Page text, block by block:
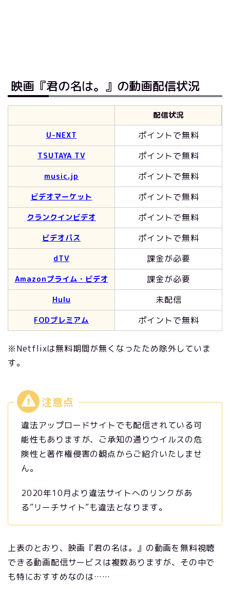
映画『君の名は。』の動画配信状況
配信状況
U-NEXT
ポイントで無料
TSUTAYA TV ポイントで無料
music.jp ポイントで無料
ビデオマーケット ポイントで無料
クランクインビデオ ポイントで無料
ビデオパス ポイントで無料
dTV 課金が必要
Amazonプライム・ビデオ 課金が必要
Hulu 未配信
FODプレミアム ポイントで無料
※Netflixは無料期間が無くなったため除外していま
す。
違法アップロードサイトでも配信されている可
能性もありますが、ご承知の通りウイルスの危
険性と著作権侵害の観点からご紹介いたしませ
ん。
2020年10月より違法サイトへのリンクがあ
る”リーチサイト”も違法となります。
上表のとおり、映画『君の名は。』の動画を無料視聴
できる動画配信サービスは複数ありますが、その中で
も特におすすめなのは……